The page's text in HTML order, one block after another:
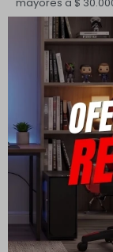
Cambios y
Todas las
su cambio.
Ver mas
Medios de